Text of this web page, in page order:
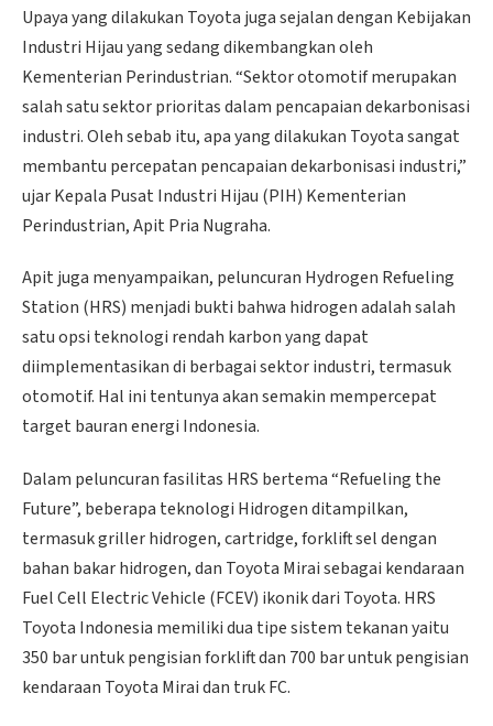
Upaya yang dilakukan Toyota juga sejalan dengan Kebijakan
Industri Hijau yang sedang dikembangkan oleh
Kementerian Perindustrian. “Sektor otomotif merupakan
salah satu sektor prioritas dalam pencapaian dekarbonisasi
industri. Oleh sebab itu, apa yang dilakukan Toyota sangat
membantu percepatan pencapaian dekarbonisasi industri,”
ujar Kepala Pusat Industri Hijau (PIH) Kementerian
Perindustrian, Apit Pria Nugraha.
Apit juga menyampaikan, peluncuran Hydrogen Refueling
Station (HRS) menjadi bukti bahwa hidrogen adalah salah
satu opsi teknologi rendah karbon yang dapat
diimplementasikan di berbagai sektor industri, termasuk
otomotif. Hal ini tentunya akan semakin mempercepat
target bauran energi Indonesia.
Dalam peluncuran fasilitas HRS bertema “Refueling the
Future”, beberapa teknologi Hidrogen ditampilkan,
termasuk griller hidrogen, cartridge, forklift sel dengan
bahan bakar hidrogen, dan Toyota Mirai sebagai kendaraan
Fuel Cell Electric Vehicle (FCEV) ikonik dari Toyota. HRS
Toyota Indonesia memiliki dua tipe sistem tekanan yaitu
350 bar untuk pengisian forklift dan 700 bar untuk pengisian
kendaraan Toyota Mirai dan truk FC.